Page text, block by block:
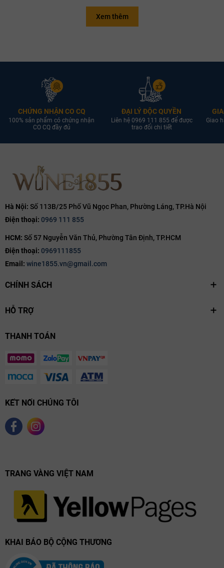
Xem thêm
CHỨNG NHẬN CO CQ
100% sản phẩm có chứng nhận
CO CQ đầy đủ
ĐẠI LÝ ĐỘC QUYỀN
Liên hệ 0969 111 855 để được
trao đổi chi tiết
Giao
Hà Nội: Số 113B/25 Phố Vũ Ngọc Phan, Phường Láng, TP.Hà Nội
Điện thoại: 0969 111 855
HCM: Số 57 Nguyễn Văn Thủ, Phường Tân Định, TP.HCM
Điện thoại: 0969111855
Email: wine1855.vn@gmail.com
CHÍNH SÁCH
HỖ TRỢ
THANH TOÁN
KẾT NỐI CHÚNG TÔI
TRANG VÀNG VIỆT NAM
KHAI BÁO BỘ CỘNG THƯƠNG